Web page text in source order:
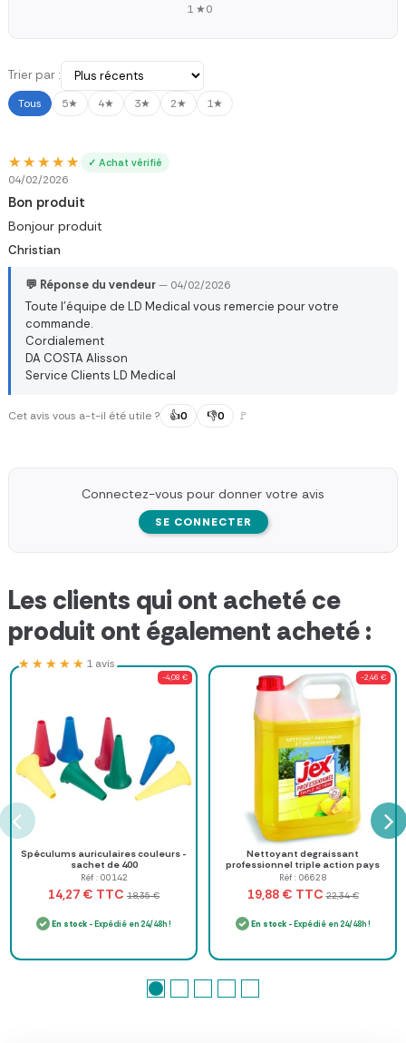
1 ★0
Trier par :
Tous 5★ 4★ 3★ 2★ 1★
★★★★★
★★★★★ ✓ Achat vérifié
04/02/2026
Bon produit
Bonjour produit
Christian
💬 Réponse du vendeur— 04/02/2026
Toute l’équipe de LD Medical vous remercie pour votre
commande.
Cordialement
DA COSTA Alisson
Service Clients LD Medical
Cet avis vous a-t-il été utile ? 👍0 👎0 🚩
Connectez-vous pour donner votre avis
SE CONNECTER
Les clients qui ont acheté ce
produit ont également acheté :
-4,08 €
Spéculums auriculaires couleurs -
sachet de 400
Réf : 00142
★★★★★
★★★★★ 1 avis
14,27 € TTC 18,35 €
En stock - Expédié en 24/48h !
-2,46 €
Nettoyant degraissant
professionnel triple action pays
Niçois - Bidon de 5 L
Réf : 06628
19,88 € TTC 22,34 €
En stock- Expédié en 24/48h !